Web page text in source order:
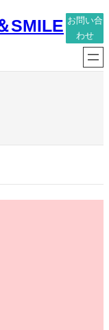
SMILE お問い合
わせ